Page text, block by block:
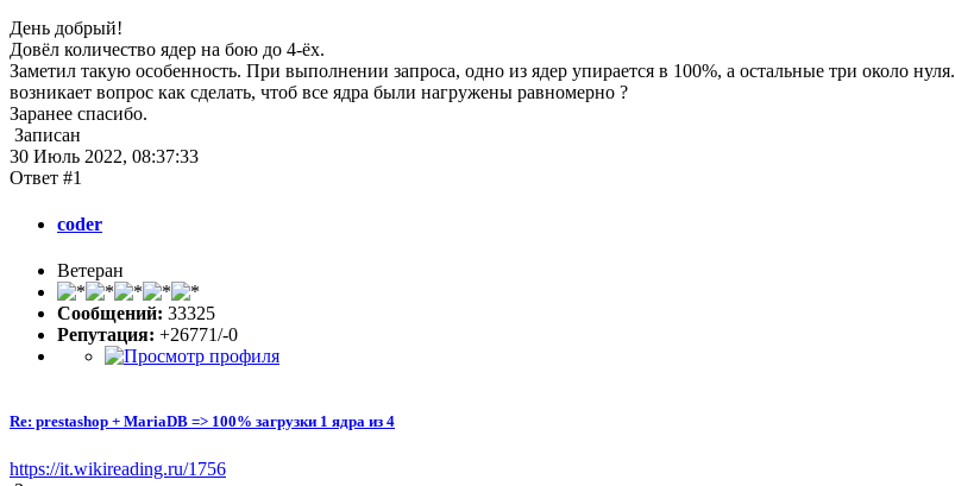
День добрый!
Довёл количество ядер на бою до 4-ёх.
Заметил такую особенность. При выполнении запроса, одно из ядер упирается в 100%, а остальные три около нуля.
возникает вопрос как сделать, чтоб все ядра были нагружены равномерно ?
Заранее спасибо.
Записан
30 Июль 2022, 08:37:33
Ответ #1
coder
Ветеран
Сообщений: 33325
Репутация: +26771/-0
Re: prestashop + MariaDB => 100% загрузки 1 ядра из 4
https://it.wikireading.ru/1756